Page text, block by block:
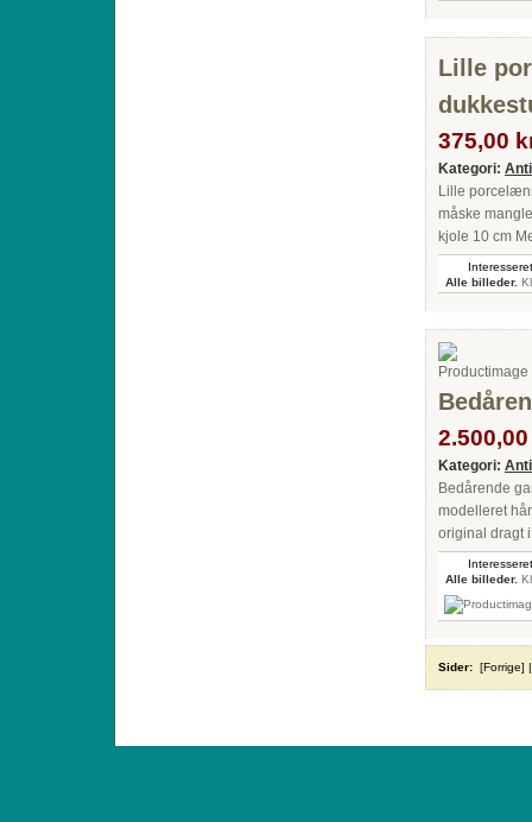
Lille
375,00
Kategori:
Lille
måske
kjole 10 cm
Alle billeder.
Kategori:
Bedårende
modelleret
original dragt
Alle billeder.
Sider: [Forrige]